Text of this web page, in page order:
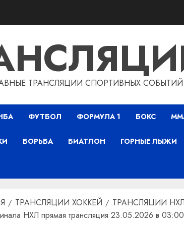
ТРАНСЛЯЦИИ СПОРТИВНЫХ
ФУТБОЛ ФОРМУЛА 1 БОКС
БОРЬБА БИАТЛОН ГОРНЫЕ ЛЫЖИ
ТРАНСЛЯЦИИ ХОККЕЙ
ТРАНСЛЯЦИИ НХЛ
НХЛ прямая трансляция 23.05.2026 в 03:00